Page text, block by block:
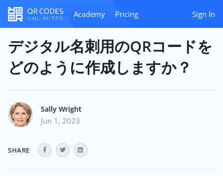
Academy Pricing Sign In
デジタル名刺用のQRコードを
どのように作成しますか？
Sally Wright
Jun 1, 2023
SHARE